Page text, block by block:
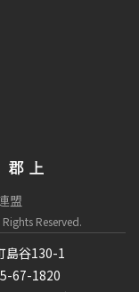
盟
Rights Reserved.
島谷130-1
67-1820